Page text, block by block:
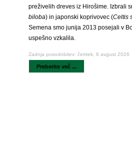
preživelih dreves iz Hirošime. Izbrali
biloba) in japonski koprivovec (Celtis
Semena smo junija 2013 posejali v
uspešno vzkalila.
Zadnja posodobitev: četrtek, 6 avgust 2026
Preberite več ...